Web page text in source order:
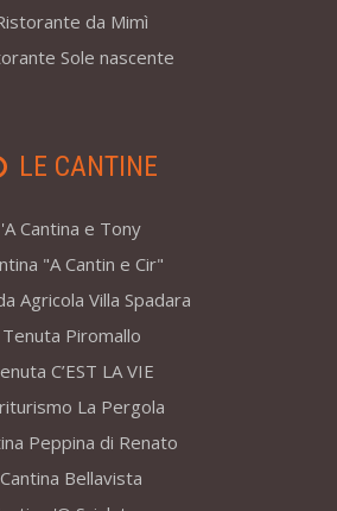
da Mimì
Sole nascente
LE CANTINE
'A Cantina e Tony
"A Cantin e Cir"
Agricola Villa Spadara
Tenuta Piromallo
C’EST LA VIE
La Pergola
Peppina di Renato
Cantina Bellavista